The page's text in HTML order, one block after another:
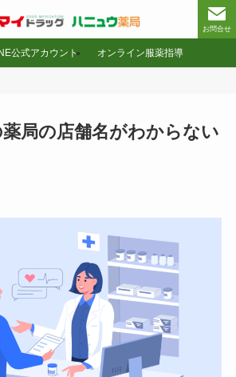
お問合せ
公式アカウント オンライン服薬指導
局の店舗名がわからない